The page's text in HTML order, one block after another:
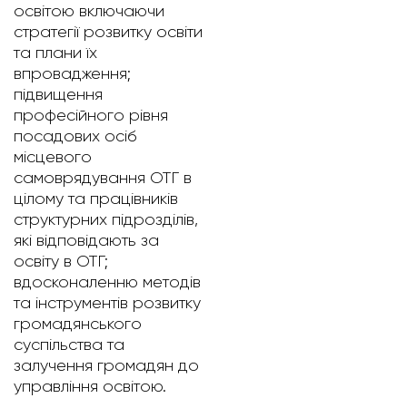
освітою включаючи
стратегії розвитку освіти
та плани їх
впровадження;
підвищення
професійного рівня
посадових осіб
місцевого
самоврядування ОТГ в
цілому та працівників
структурних підрозділів,
які відповідають за
освіту в ОТГ;
вдосконаленню методів
та інструментів розвитку
громадянського
суспільства та
залучення громадян до
управління освітою.